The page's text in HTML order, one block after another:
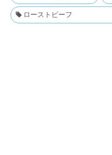
ローストビーフ